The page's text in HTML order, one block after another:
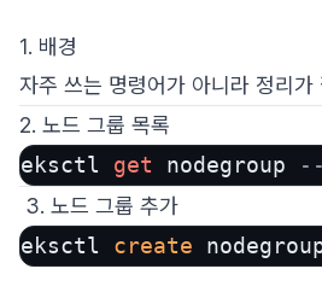
1. 배경
자주 쓰는 명령어가 아니라 정리가
2. 노드 그룹 목록
eksctl get nodegroup
3. 노드 그룹 추가
eksctl create